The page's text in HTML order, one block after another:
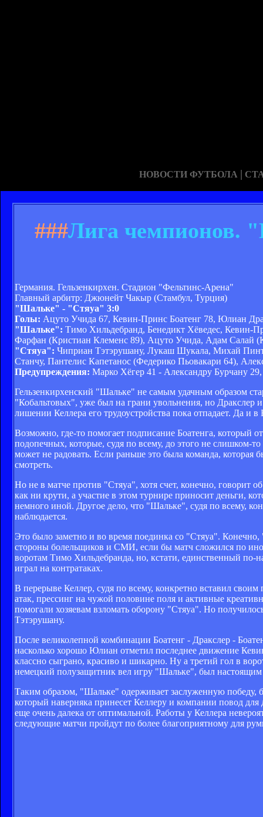
НОВОСТИ ФУТБОЛА |
###Лига чемпионов.
Германия. Гельзенкирхен. Стадион "Фельтинс-Арена"
Главный арбитр: Джюнейт Чакыр (Стамбул, Турция)
"Шальке" - "Стяуа" 3:0
Голы: Ацуто Учида 67, Кевин-Принс Боатенг 78, Юлиан
"Шальке": Тимо Хильдебранд, Бенедикт Хёведес, Кевин-
Фарфан (Кристиан Клеменс 89), Ацуто Учида, Адам Салай
"Стяуа": Чиприан Тэтэрушану, Лукаш Шукала, Михай
Станчу, Пантелис Капетанос (Федерико Пьовакари 64),
Предупреждения: Марко Хёгер 41 - Александру Бурчану
Гельзенкирхенский "Шальке" не самым удачным образом
"Кобальтовых", уже был на грани увольнения, но Дракслер
лишении Келлера его трудоустройства пока отпадает. Да и
Возможно, где-то помогает подписание Боатенга, который
подопечных, которые, судя по всему, до этого не слишком-
может не радовать. Если раньше это была команда, которая
смотреть.
Но не в матче против "Стяуа", хотя счет, конечно, говорит
как ни крути, а участие в этом турнире приносит деньги,
немного иной. Другое дело, что "Шальке", судя по всему,
наблюдается.
Это было заметно и во время поединка со "Стяуа".
стороны болельщиков и СМИ, если бы матч сложился по
воротам Тимо Хильдебранда, но, кстати, единственный
играл на контратаках.
В перерыве Келлер, судя по всему, конкретно вставил
атак, прессинг на чужой половине поля и активные
помогали хозяевам взломать оборону "Стяуа". Но
Тэтэрушану.
После великолепной комбинации Боатенг - Дракслер -
насколько хорошо Юлиан отметил последнее движение
классно сыграно, красиво и шикарно. Ну а третий гол в
немецкий полузащитник вел игру "Шальке", был
Таким образом, "Шальке" одерживает заслуженную победу,
который наверняка принесет Келлеру и компании повод
еще очень далека от оптимальной. Работы у Келлера
следующие матчи пройдут по более благоприятному для